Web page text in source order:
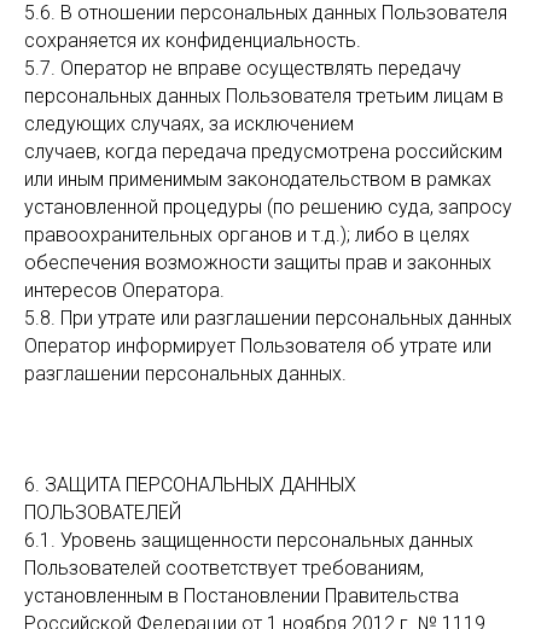
5.6. В отношении персональных данных Пользователя
сохраняется их конфиденциальность.
5.7. Оператор не вправе осуществлять передачу
персональных данных Пользователя третьим лицам в
следующих случаях, за исключением
случаев, когда передача предусмотрена российским
или иным применимым законодательством в рамках
установленной процедуры (по решению суда, запросу
правоохранительных органов и т.д.); либо в целях
обеспечения возможности защиты прав и законных
интересов Оператора.
5.8. При утрате или разглашении персональных данных
Оператор информирует Пользователя об утрате или
разглашении персональных данных.
6. ЗАЩИТА ПЕРСОНАЛЬНЫХ ДАННЫХ
ПОЛЬЗОВАТЕЛЕЙ
6.1. Уровень защищенности персональных данных
Пользователей соответствует требованиям,
установленным в Постановлении Правительства
Российской Федерации от 1 ноября 2012 г. № 1119